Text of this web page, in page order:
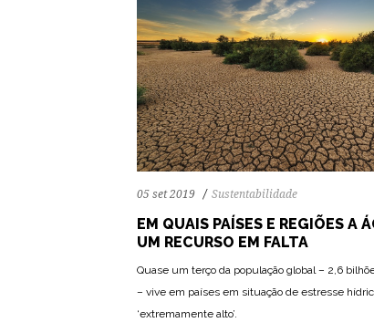
05 set 2019 Sustentabilidade
EM QUAIS PAÍSES E REGIÕES A
UM RECURSO EM FALTA
Quase um terço da população global – 2,6
– vive em países em situação de estresse
‘extremamente alto’.